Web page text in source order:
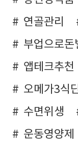
연골관리
부업으로돈
앱테크추천
오메가3식
수면위생
운동영양제